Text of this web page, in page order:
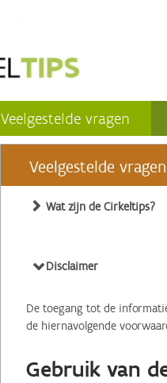
Veelgestelde vragen
Veelgestelde vragen
Wat zijn de Cirkeltips?
Disclaimer
De toegang tot de
de hiernavolgende
Gebruik van